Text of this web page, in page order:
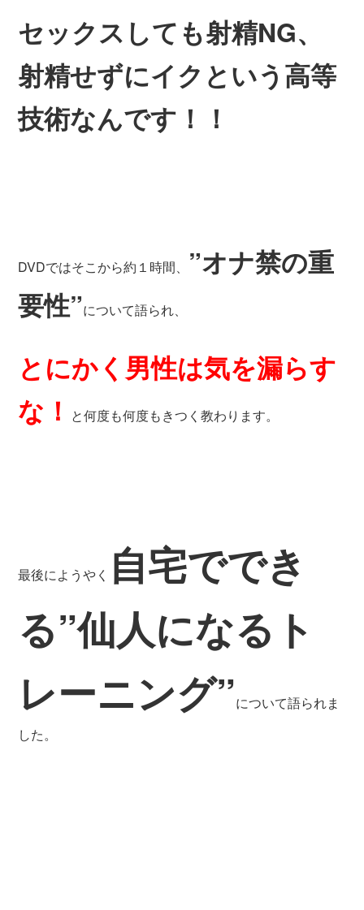
セックスしても射精NG、
射精せずにイクという高等
技術なんです！！
DVDではそこから約１時間、 ”オナ禁の重
要性”について語られ、
とにかく男性は気を漏らす
な！
と何度も何度もきつく教わります。
最後にようやく 自宅ででき
る”仙人になるト
レーニング”について語られま
した。